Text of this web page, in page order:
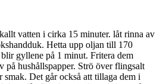
vatten i cirka 15 minuter. låt rinna av
Hetta upp oljan till 170
gyllene på 1 minut. Fritera dem
på hushållspapper. Strö över flingsalt
Det går också att tillaga dem i